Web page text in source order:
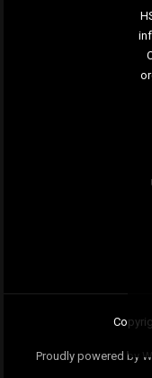
Proudly powered by